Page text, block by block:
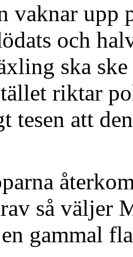
vaknar upp
och
ska
riktar
tesen att
så väljer
gammal